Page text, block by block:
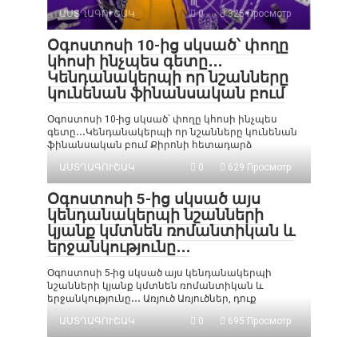
ԱՍՏՂԱԳՈՒՇԱԿ 0 325 Просмотр
Օգոստոսի 10-ից սկսած՝ փողը
կհոսի ինչպես գետը․․․
Կենդանակերպի որ նշանները
կունենան ֆինանսական բում
Օգոստոսի 10-ից սկսած՝ փողը կհոսի ինչպես
գետը․․․Կենդանակերպի որ նշանները կունենան
ֆինանսական բում Քիրոնի հետադարձ
ԱՍՏՂԱԳՈՒՇԱԿ
0 629 Просмотр
Օգոստոսի 5-ից սկսած այս
կենդանակերպի նշանների
կյանք կմտնեն ռոմանտիկան և
երջանկությունը․․․
Օգոստոսի 5-ից սկսած այս կենդանակերպի
նշանների կյանք կմտնեն ռոմանտիկան և
երջանկությունը․․․ Առյուծ Առյուծներ, դուք
ԱՍՏՂԱԳՈՒՇԱԿ
0 695 Просмотр